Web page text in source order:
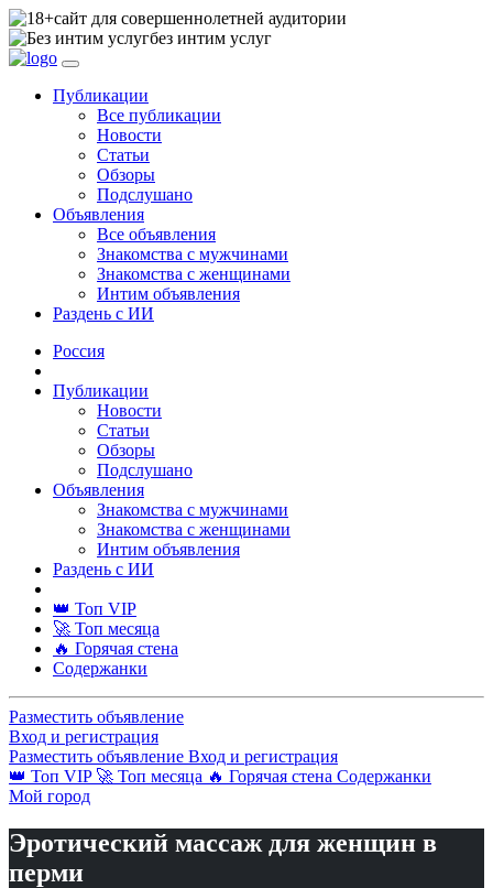
сайт для совершеннолетней аудитории
без интим услуг
Публикации
Все публикации
Новости
Статьи
Обзоры
Подслушано
Объявления
Все объявления
Знакомства с мужчинами
Знакомства с женщинами
Интим объявления
Раздень с ИИ
Россия
Публикации
Новости
Статьи
Обзоры
Подслушано
Объявления
Знакомства с мужчинами
Знакомства с женщинами
Интим объявления
Раздень с ИИ
👑 Топ VIP
🚀 Топ месяца
🔥 Горячая стена
Содержанки
Разместить объявление
Вход и регистрация
Разместить объявление Вход и регистрация
👑 Топ VIP 🚀 Топ месяца 🔥 Горячая стена Содержанки
Мой город
Эротический массаж для женщин в
перми